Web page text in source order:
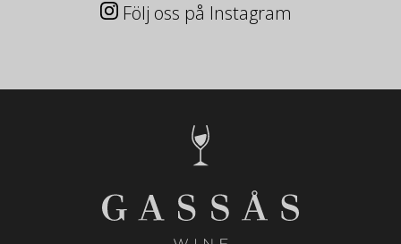
Följ oss på Instagram